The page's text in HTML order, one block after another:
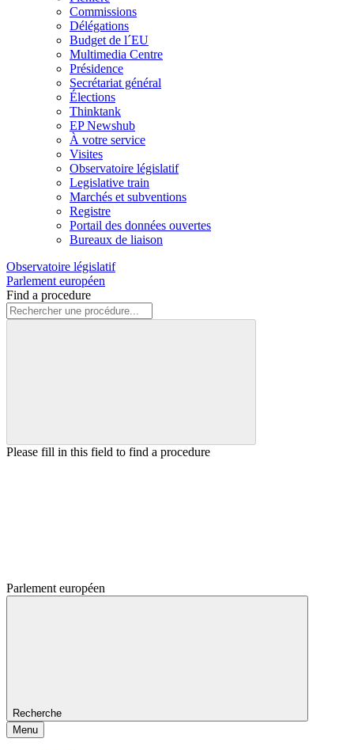
Commissions
Délégations
Budget de l´EU
Multimedia Centre
Présidence
Secrétariat général
Élections
Thinktank
EP Newshub
À votre service
Visites
Observatoire législatif
Legislative train
Marchés et subventions
Registre
Portail des données ouvertes
Bureaux de liaison
Observatoire législatif
Parlement européen
Find a procedure
Please fill in this field to find a procedure
Parlement européen
Recherche
Menu